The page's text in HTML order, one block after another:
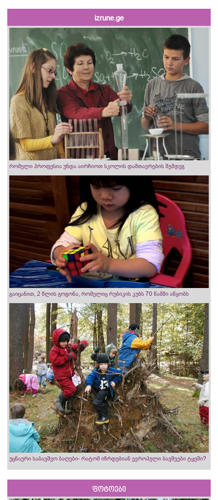
izrune.ge
რომელი პროფესია უნდა აირჩიოთ სკოლის დამთავრების შემდეგ
გაიცანით, 2 წლის გოგონა, რომელიც რუბიკის კუბს 70 წამში აწყობს
უცნაური საბავშვო ბაღები- რატომ იზრდებიან ევროპელი ბავშვები ტყეში?
ფოტოები